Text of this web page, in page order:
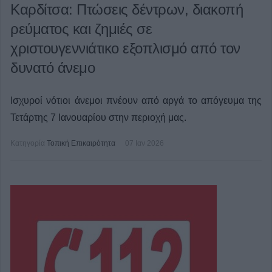
Καρδίτσα: Πτώσεις δέντρων, διακοπή
ρεύματος και ζημιές σε
χριστουγεννιάτικο εξοπλισμό από τον
δυνατό άνεμο
Ισχυροί νότιοι άνεμοι πνέουν από αργά το απόγευμα της
Τετάρτης 7 Ιανουαρίου στην περιοχή μας.
Κατηγορία Τοπική Επικαιρότητα 07 Ιαν 2026